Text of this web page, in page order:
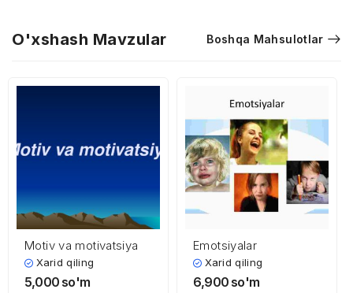
O'xshash Mavzular Boshqa Mahsulotlar
Motiv va motivatsiya
Xarid qiling
5,000 so'm
Emotsiyalar
Xarid qiling
6,900 so'm